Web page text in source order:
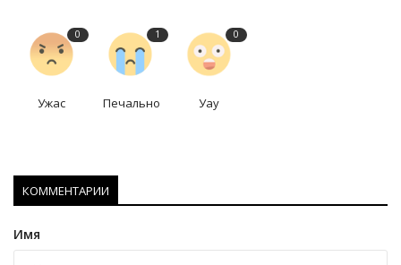
0
Ужас
1
Печально
0
Уау
КОММЕНТАРИИ
Имя